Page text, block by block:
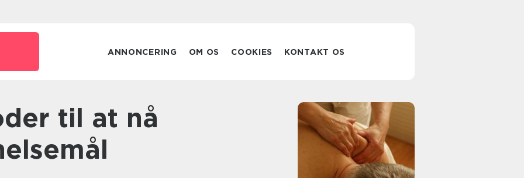
ANNONCERING OM OS COOKIES KONTAKT OS